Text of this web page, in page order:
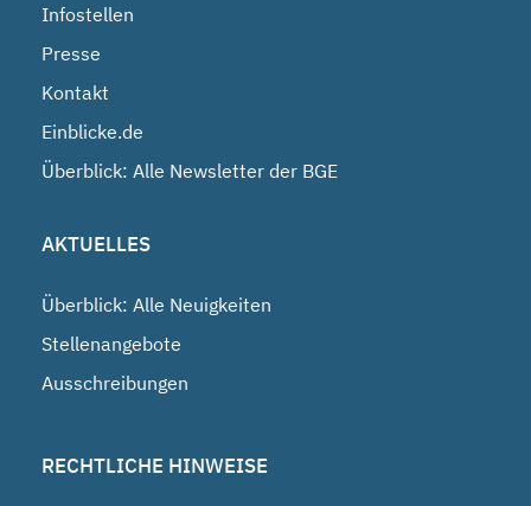
Infostellen
Presse
Kontakt
Einblicke.de
Überblick: Alle Newsletter der BGE
AKTUELLES
Überblick: Alle Neuigkeiten
Stellenangebote
Ausschreibungen
RECHTLICHE HINWEISE